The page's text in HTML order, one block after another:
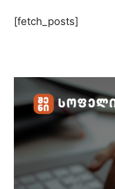
[fetch_posts]